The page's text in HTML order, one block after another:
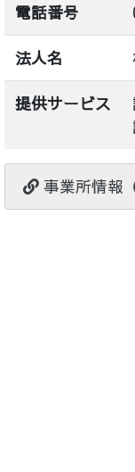
電話番号
法人名
提供サービス
事業所情報